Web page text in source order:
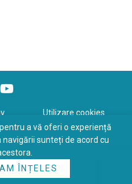
Utilizare cookies
Powered by
a vă oferi o experiență
sunteți de acord cu
AM ÎNȚELES